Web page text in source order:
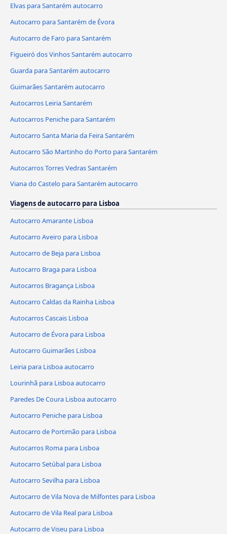
Elvas para Santarém autocarro
Autocarro para Santarém de Évora
Autocarro de Faro para Santarém
Figueiró dos Vinhos Santarém autocarro
Guarda para Santarém autocarro
Guimarães Santarém autocarro
Autocarros Leiria Santarém
Autocarros Peniche para Santarém
Autocarro Santa Maria da Feira Santarém
Autocarro São Martinho do Porto para Santarém
Autocarros Torres Vedras Santarém
Viana do Castelo para Santarém autocarro
Viagens de autocarro para Lisboa
Autocarro Amarante Lisboa
Autocarro Aveiro para Lisboa
Autocarro de Beja para Lisboa
Autocarro Braga para Lisboa
Autocarros Bragança Lisboa
Autocarro Caldas da Rainha Lisboa
Autocarros Cascais Lisboa
Autocarro de Évora para Lisboa
Autocarro Guimarães Lisboa
Leiria para Lisboa autocarro
Lourinhã para Lisboa autocarro
Paredes De Coura Lisboa autocarro
Autocarro Peniche para Lisboa
Autocarro de Portimão para Lisboa
Autocarros Roma para Lisboa
Autocarro Setúbal para Lisboa
Autocarro Sevilha para Lisboa
Autocarro de Vila Nova de Milfontes para Lisboa
Autocarro de Vila Real para Lisboa
Autocarro de Viseu para Lisboa